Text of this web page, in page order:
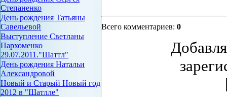
Степаненко
День рождения Татьяны
Савельевой
Выступление Светланы
Пархоменко
29.07.2011."Шаттл"
День рождения Натальи
Александровой
Новый и Старый Новый год
2012 в "Шатлле"
Всего комментариев: 0